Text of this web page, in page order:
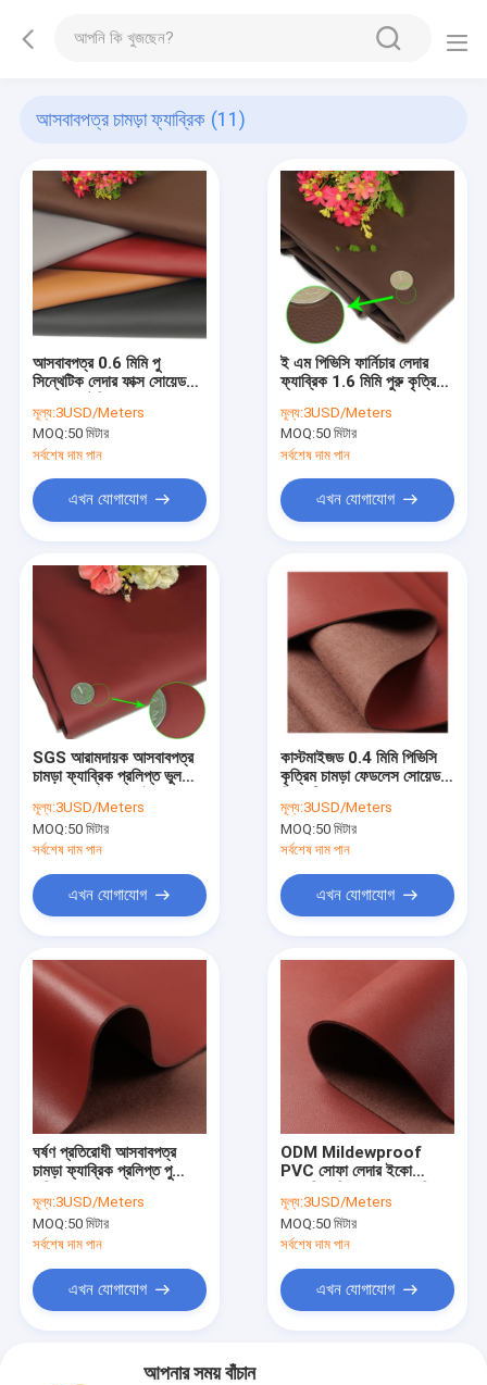
আসবাবপত্র চামড়া ফ্যাব্রিক (11)
আসবাবপত্র 0.6 মিমি পু
সিন্থেটিক লেদার ফাক্স সোয়েড
মূল্য:3USD/Meters
MOQ:50 মিটার
সর্বশেষ দাম পান
এখন যোগাযোগ
ই এম পিভিসি ফার্নিচার লেদার
ফ্যাব্রিক 1.6 মিমি পুরু কৃত্রিম
মূল্য:3USD/Meters
MOQ:50 মিটার
সর্বশেষ দাম পান
এখন যোগাযোগ
SGS আরামদায়ক আসবাবপত্র
চামড়া ফ্যাব্রিক প্রলিপ্ত ভুল
মূল্য:3USD/Meters
MOQ:50 মিটার
সর্বশেষ দাম পান
এখন যোগাযোগ
কাস্টমাইজড 0.4 মিমি পিভিসি
কৃত্রিম চামড়া ফেডলেস সোয়েড
মূল্য:3USD/Meters
MOQ:50 মিটার
সর্বশেষ দাম পান
এখন যোগাযোগ
ঘর্ষণ প্রতিরোধী আসবাবপত্র
চামড়া ফ্যাব্রিক প্রলিপ্ত পু
মূল্য:3USD/Meters
MOQ:50 মিটার
সর্বশেষ দাম পান
এখন যোগাযোগ
ODM Mildewproof
PVC সোফা লেদার ইকো
মূল্য:3USD/Meters
MOQ:50 মিটার
সর্বশেষ দাম পান
এখন যোগাযোগ
আপনার সময় বাঁচান